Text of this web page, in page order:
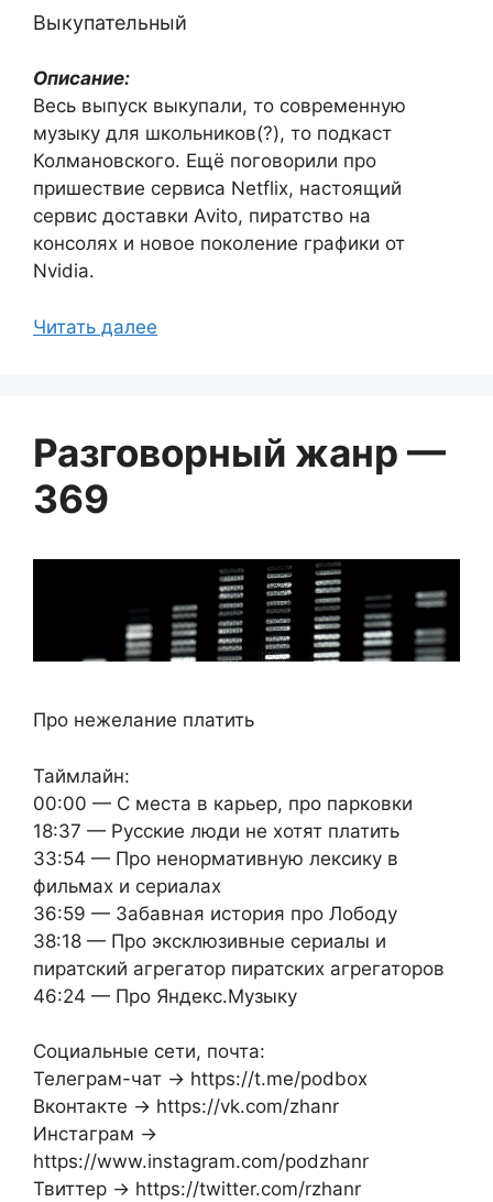
Выкупательный
Описание:
Весь выпуск выкупали, то современную
музыку для школьников(?), то подкаст
Колмановского. Ещё поговорили про
пришествие сервиса Netflix, настоящий
сервис доставки Avito, пиратство на
консолях и новое поколение графики от
Nvidia.
Читать далее
Разговорный жанр —
369
Про нежелание платить
Таймлайн:
00:00 — С места в карьер, про парковки
18:37 — Русские люди не хотят платить
33:54 — Про ненормативную лексику в
фильмах и сериалах
36:59 — Забавная история про Лободу
38:18 — Про эксклюзивные сериалы и
пиратский агрегатор пиратских агрегаторов
46:24 — Про Яндекс.Музыку
Социальные сети, почта:
Телеграм-чат → https://t.me/podbox
Вконтакте → https://vk.com/zhanr
Инстаграм →
https://www.instagram.com/podzhanr
Твиттер → https://twitter.com/rzhanr